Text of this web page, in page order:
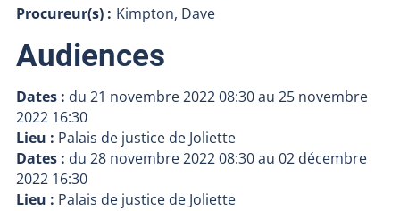
Procureur(s) : Kimpton, Dave
Audiences
Dates : du 21 novembre 2022 08:30au 25 novembre
2022 16:30
Lieu : Palais de justice de Joliette
Dates : du 28 novembre 2022 08:30au 02 décembre
2022 16:30
Lieu : Palais de justice de Joliette